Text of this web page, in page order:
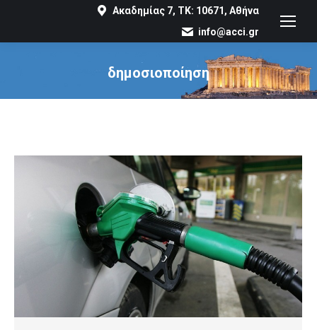
Ακαδημίας 7, ΤΚ: 10671, Αθήνα
info@acci.gr
δημοσιοποίηση
You are here: